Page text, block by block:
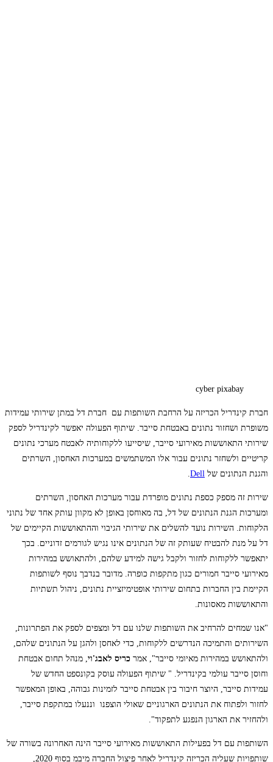
cyber pixabay
חברת קינדריל הכריזה על הרחבת השותפות עם חברת דל במתן שירותי עמידות
משופרת ושחזור נתונים באבטחת סייבר. שיתוף הפעולה יאפשר לקינדריל לספק
שירותי התאוששות מאירועי סייבר, שיסייעו ללקוחותיה לאבטח מערכי נתונים
קריטיים ולשחזר נתונים עבור אלו המשתמשים במערכות האחסון, השרתים
והגנת הנתונים של Dell
.
שירות זה מספק כספת נתונים מופרדת עבור מערכות האחסון, השרתים
ומערכות הגנת הנתונים של דל, בה מאוחסן באופן לא מקוון עותק אחד של נתוני
הלקוחות. השירות נועד להשלים את שירותי הגיבוי וההתאוששות הקיימים של
דל על מנת להבטיח שעותק זה של הנתונים אינו נגיש לגורמים זדוניים. בכך
יתאפשר ללקוחות לחזור ולקבל גישה למידע שלהם, ולהתאושש במהירות
מאירועי סייבר חמורים כגון מתקפות כופרה. מדובר בנדבך נוסף לשותפות
הקיימת בין החברות בתחום שירותי אופטימיזציית נתונים, ניהול תשתיות
והתאוששות מאסונות.
"אנו שמחים להרחיב את השותפות שלנו עם דל ומצפים לספק את הפתרונות,
השירותים והתמיכה הנדרשים ללקוחות, כדי לאחסן ולהגן על הנתונים שלהם,
ולהתאושש במהירות מאיומי סייבר", אמר כריס לאבג'וי, מנהל תחום אבטחת
וחוסן סייבר עולמי בקינדריל. " שיתוף הפעולה עוסק בקונספט החדש של
עמידות סייבר, היוצר חיבור בין אבטחת סייבר לזמינות גבוהה, באופן המאפשר
לחזור ולפתוח את הנתונים הארגוניים שאולי הוצפנו וננעלו במתקפת סייבר,
ולהחזיר את הארגון הנפגע לתפקוד".
השותפות עם דל בפעילות התאוששות מאירועי סייבר הינה האחרונה בשורה של
שותפויות שעליה הכריזה קינדריל לאחר פיצול החברה מיבמ בסוף 2020,